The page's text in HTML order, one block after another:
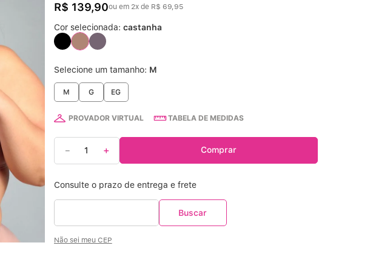
R$ 139,90ou em 2x de R$ 69,95
Cor selecionada: castanha
Selecione um tamanho: M
M G EG
PROVADOR VIRTUAL TABELA DE MEDIDAS
＋
－ Comprar
Não sei meu CEP
4º
5º Calcinha Algodão
Multifuncional
Algodão Egípcio
10º Extensor